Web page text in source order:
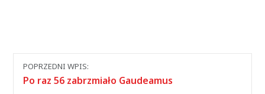
Nawigacja
między
POPRZEDNI WPIS:
Po raz 56 zabrzmiało Gaudeamus